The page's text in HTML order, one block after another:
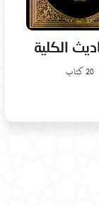
الكلية
20 كتاب